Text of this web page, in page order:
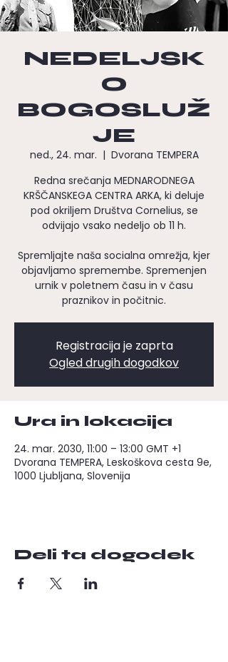
NEDELJSK
O
BOGOSLUŽ
JE
ned., 24. mar.
  |
Dvorana TEMPERA
Redna srečanja MEDNARODNEGA
KRŠČANSKEGA CENTRA ARKA, ki deluje
pod okriljem Društva Cornelius, se
odvijajo vsako nedeljo ob 11 h.
Spremljajte naša socialna omrežja, kjer
objavljamo spremembe. Spremenjen
urnik v poletnem času in v času
praznikov in počitnic.
Registracija je zaprta
Ogled drugih dogodkov
Ura in lokacija
24. mar. 2030, 11:00 – 13:00 GMT +1
Dvorana TEMPERA, Leskoškova cesta 9e,
1000 Ljubljana, Slovenija
Deli ta dogodek